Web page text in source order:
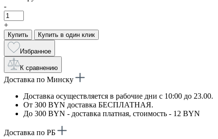
-
+
Купить Купить в один клик
Избранное
К сравнению
Доставка по Минску
Доставка осуществляется в рабочие дни с 10:00 до 23.00.
От 300 BYN доставка БЕСПЛАТНАЯ.
До 300 BYN - доставка платная, стоимость - 12 BYN
Доставка по РБ